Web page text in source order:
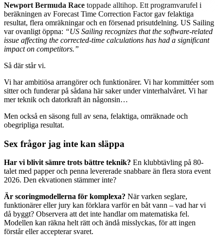
Newport Bermuda Race toppade alltihop. Ett programvarufel i
beräkningen av Forecast Time Correction Factor gav felaktiga
resultat, flera omräkningar och en försenad prisutdelning. US Sailing
var ovanligt öppna: “US Sailing recognizes that the software-related
issue affecting the corrected-time calculations has had a significant
impact on competitors.”
Så där står vi.
Vi har ambitiösa arrangörer och funktionärer. Vi har kommittéer som
sitter och funderar på sådana här saker under vinterhalvåret. Vi har
mer teknik och datorkraft än någonsin…
Men också en säsong full av sena, felaktiga, omräknade och
obegripliga resultat.
Sex frågor jag inte kan släppa
Har vi blivit sämre trots bättre teknik? En klubbtävling på 80-
talet med papper och penna levererade snabbare än flera stora event
2026. Den ekvationen stämmer inte?
Är scoringmodellerna för komplexa? När varken seglare,
funktionärer eller jury kan förklara varför en båt vann – vad har vi
då byggt? Observera att det inte handlar om matematiska fel.
Modellen kan räkna helt rätt och ändå misslyckas, för att ingen
förstår eller accepterar svaret.